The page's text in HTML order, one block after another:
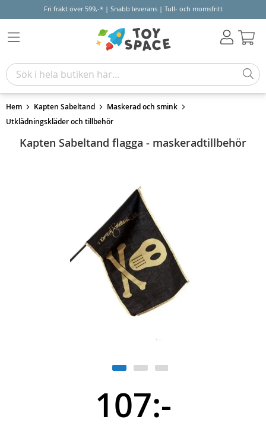
Fri frakt över 599,-* | Snabb leverans | Tull- och momsfritt
Hem Kapten Sabeltand
Maskerad och smink
Utklädningskläder och tillbehör
Kapten Sabeltand flagga - maskeradtillbehör
107:-